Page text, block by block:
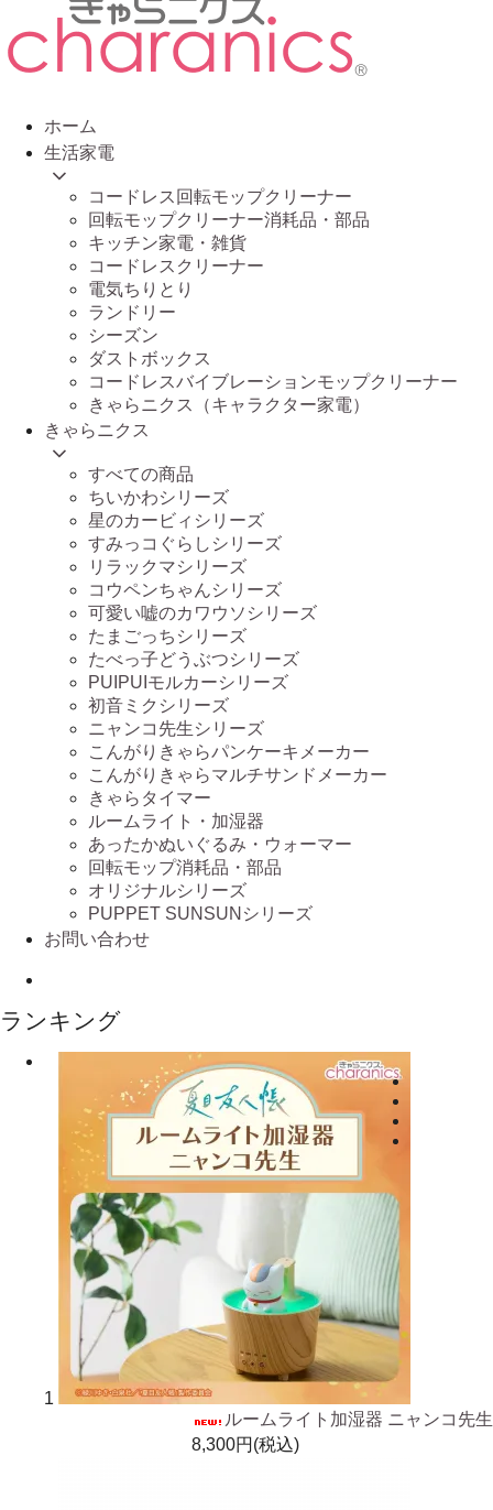
ホーム
生活家電
コードレス回転モップクリーナー
回転モップクリーナー消耗品・部品
キッチン家電・雑貨
コードレスクリーナー
電気ちりとり
ランドリー
シーズン
ダストボックス
コードレスバイブレーションモップクリーナー
きゃらニクス（キャラクター家電）
きゃらニクス
すべての商品
ちいかわシリーズ
星のカービィシリーズ
すみっコぐらしシリーズ
リラックマシリーズ
コウペンちゃんシリーズ
可愛い嘘のカワウソシリーズ
たまごっちシリーズ
たべっ子どうぶつシリーズ
PUIPUIモルカーシリーズ
初音ミクシリーズ
ニャンコ先生シリーズ
こんがりきゃらパンケーキメーカー
こんがりきゃらマルチサンドメーカー
きゃらタイマー
ルームライト・加湿器
あったかぬいぐるみ・ウォーマー
回転モップ消耗品・部品
オリジナルシリーズ
PUPPET SUNSUNシリーズ
お問い合わせ
ランキング
1
ルームライト加湿器 ニャンコ先生
8,300円(税込)